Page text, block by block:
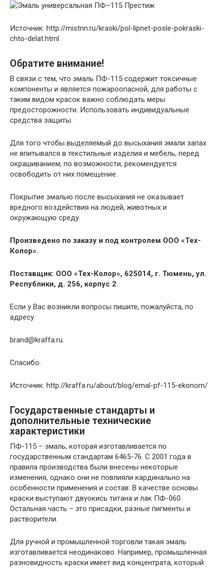
Источник: http://mistnn.ru/kraski/pol-lipnet-posle-pokraski-
chto-delat.html
Обратите внимание!
В связи с тем, что эмаль ПФ-115 содержит токсичные
компоненты и является пожароопасной, для работы с
таким видом красок важно соблюдать меры
предосторожности. Использовать индивидуальные
средства защиты.
Для того чтобы выделяемый до высыхания эмали запах
не впитывался в текстильные изделия и мебель, перед
окрашиванием, по возможности, рекомендуется
освободить от них помещение.
Покрытие эмалью после высыхания не оказывает
вредного воздействия на людей, животных и
окружающую среду.
Произведено по заказу и под контролем ООО «Тех-
Колор».
Поставщик: ООО «Тех-Колор», 625014, г. Тюмень, ул.
Республики, д. 256, корпус 2.
Если у Вас возникли вопросы пишите, пожалуйста, по
адресу
brand@kraffa.ru.
Спасибо.
Источник: http://kraffa.ru/about/blog/emal-pf-115-ekonom/
Государственные стандарты и
дополнительные технические
характеристики
ПФ-115 – эмаль, которая изготавливается по
государственным стандартам 6465-76. С 2001 года в
правила производства были внесены некоторые
изменения, однако они не повлияли кардинально на
особенности применения и состав. В качестве основы
краски выступают двуокись титана и лак ПФ-060.
Остальная часть – это присадки, разные пигменты и
растворители.
Для ручной и промышленной торговли такая эмаль
изготавливается неодинаково. Например, промышленная
разновидность краски имеет вид концентрата, который